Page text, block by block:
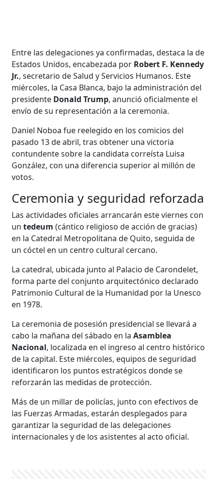
Entre las delegaciones ya confirmadas, destaca la de
Estados Unidos, encabezada por Robert F. Kennedy
Jr., secretario de Salud y Servicios Humanos. Este
miércoles, la Casa Blanca, bajo la administración del
presidente Donald Trump, anunció oficialmente el
envío de su representación a la ceremonia.
Daniel Noboa fue reelegido en los comicios del
pasado 13 de abril, tras obtener una victoria
contundente sobre la candidata correísta Luisa
González, con una diferencia superior al millón de
votos.
Ceremonia y seguridad reforzada
Las actividades oficiales arrancarán este viernes con
untedeum (cántico religioso de acción de gracias)
en la Catedral Metropolitana de Quito, seguida de
un cóctel en un centro cultural cercano.
La catedral, ubicada junto al Palacio de Carondelet,
forma parte del conjunto arquitectónico declarado
Patrimonio Cultural de la Humanidad por la Unesco
en 1978.
La ceremonia de posesión presidencial se llevará a
cabo la mañana del sábado en la Asamblea
Nacional, localizada en el ingreso al centro histórico
de la capital. Este miércoles, equipos de seguridad
identificaron los puntos estratégicos donde se
reforzarán las medidas de protección.
Más de un millar de policías, junto con efectivos de
las Fuerzas Armadas, estarán desplegados para
garantizar la seguridad de las delegaciones
internacionales y de los asistentes al acto oficial.